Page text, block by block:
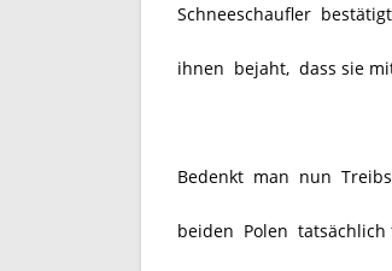
Schneeschaufler
ihnen bejaht, dass sie
Bedenkt man nun
beiden Polen tatsächlich